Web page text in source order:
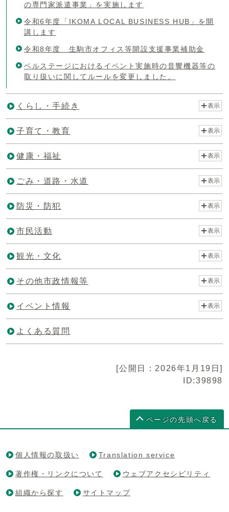
の専門家派遣事業」を実施します
令和6年度「IKOMA LOCAL BUSINESS HUB」を開
講します
令和8年度 生駒市オフィス等開設支援事業補助金
ベルステージにおけるイベント実施時の音響機器等の
取り扱いに関してルールを変更しました。
くらし・手続き 表示
子育て・教育 表示
健康・福祉 表示
ごみ・道路・水道 表示
防災・防犯 表示
市民活動 表示
観光・文化 表示
その他市政情報等 表示
イベント情報 表示
よくある質問
[公開日：2026年1月19日]
ID:39898
ページの先頭へ戻る
個人情報の取扱い Translation service
著作権・リンクについて ウェブアクセシビリティ
組織から探す サイトマップ